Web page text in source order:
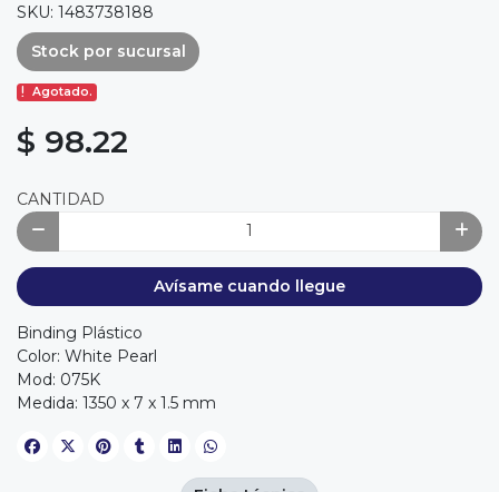
SKU: 1483738188
Stock por sucursal
Agotado.
$ 98.22
CANTIDAD
Avísame cuando llegue
Binding Plástico
Color: White Pearl
Mod: 075K
Medida: 1350 x 7 x 1.5 mm